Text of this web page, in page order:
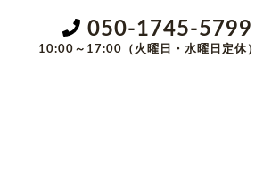
050-1745-5799
10:00～17:00（火曜日・水曜日定休）